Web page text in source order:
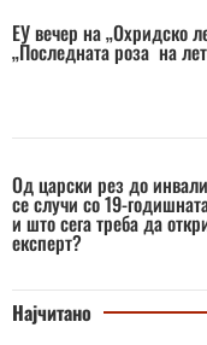
ЕУ вечер на „Охридско
„Последната роза на
Од царски рез до
се случи со 19-
и што сега треба да
експерт?
Најчитано